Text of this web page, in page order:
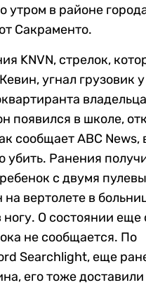
утром в районе
Сакраменто.
KNVN, стрелок,
угнал грузовик
владельца
появился в школе,
сообщает ABC News,
убить. Ранения
с двумя
вертолете в
О состоянии еще
не сообщается. По
Searchlight, еще
его тоже доставили